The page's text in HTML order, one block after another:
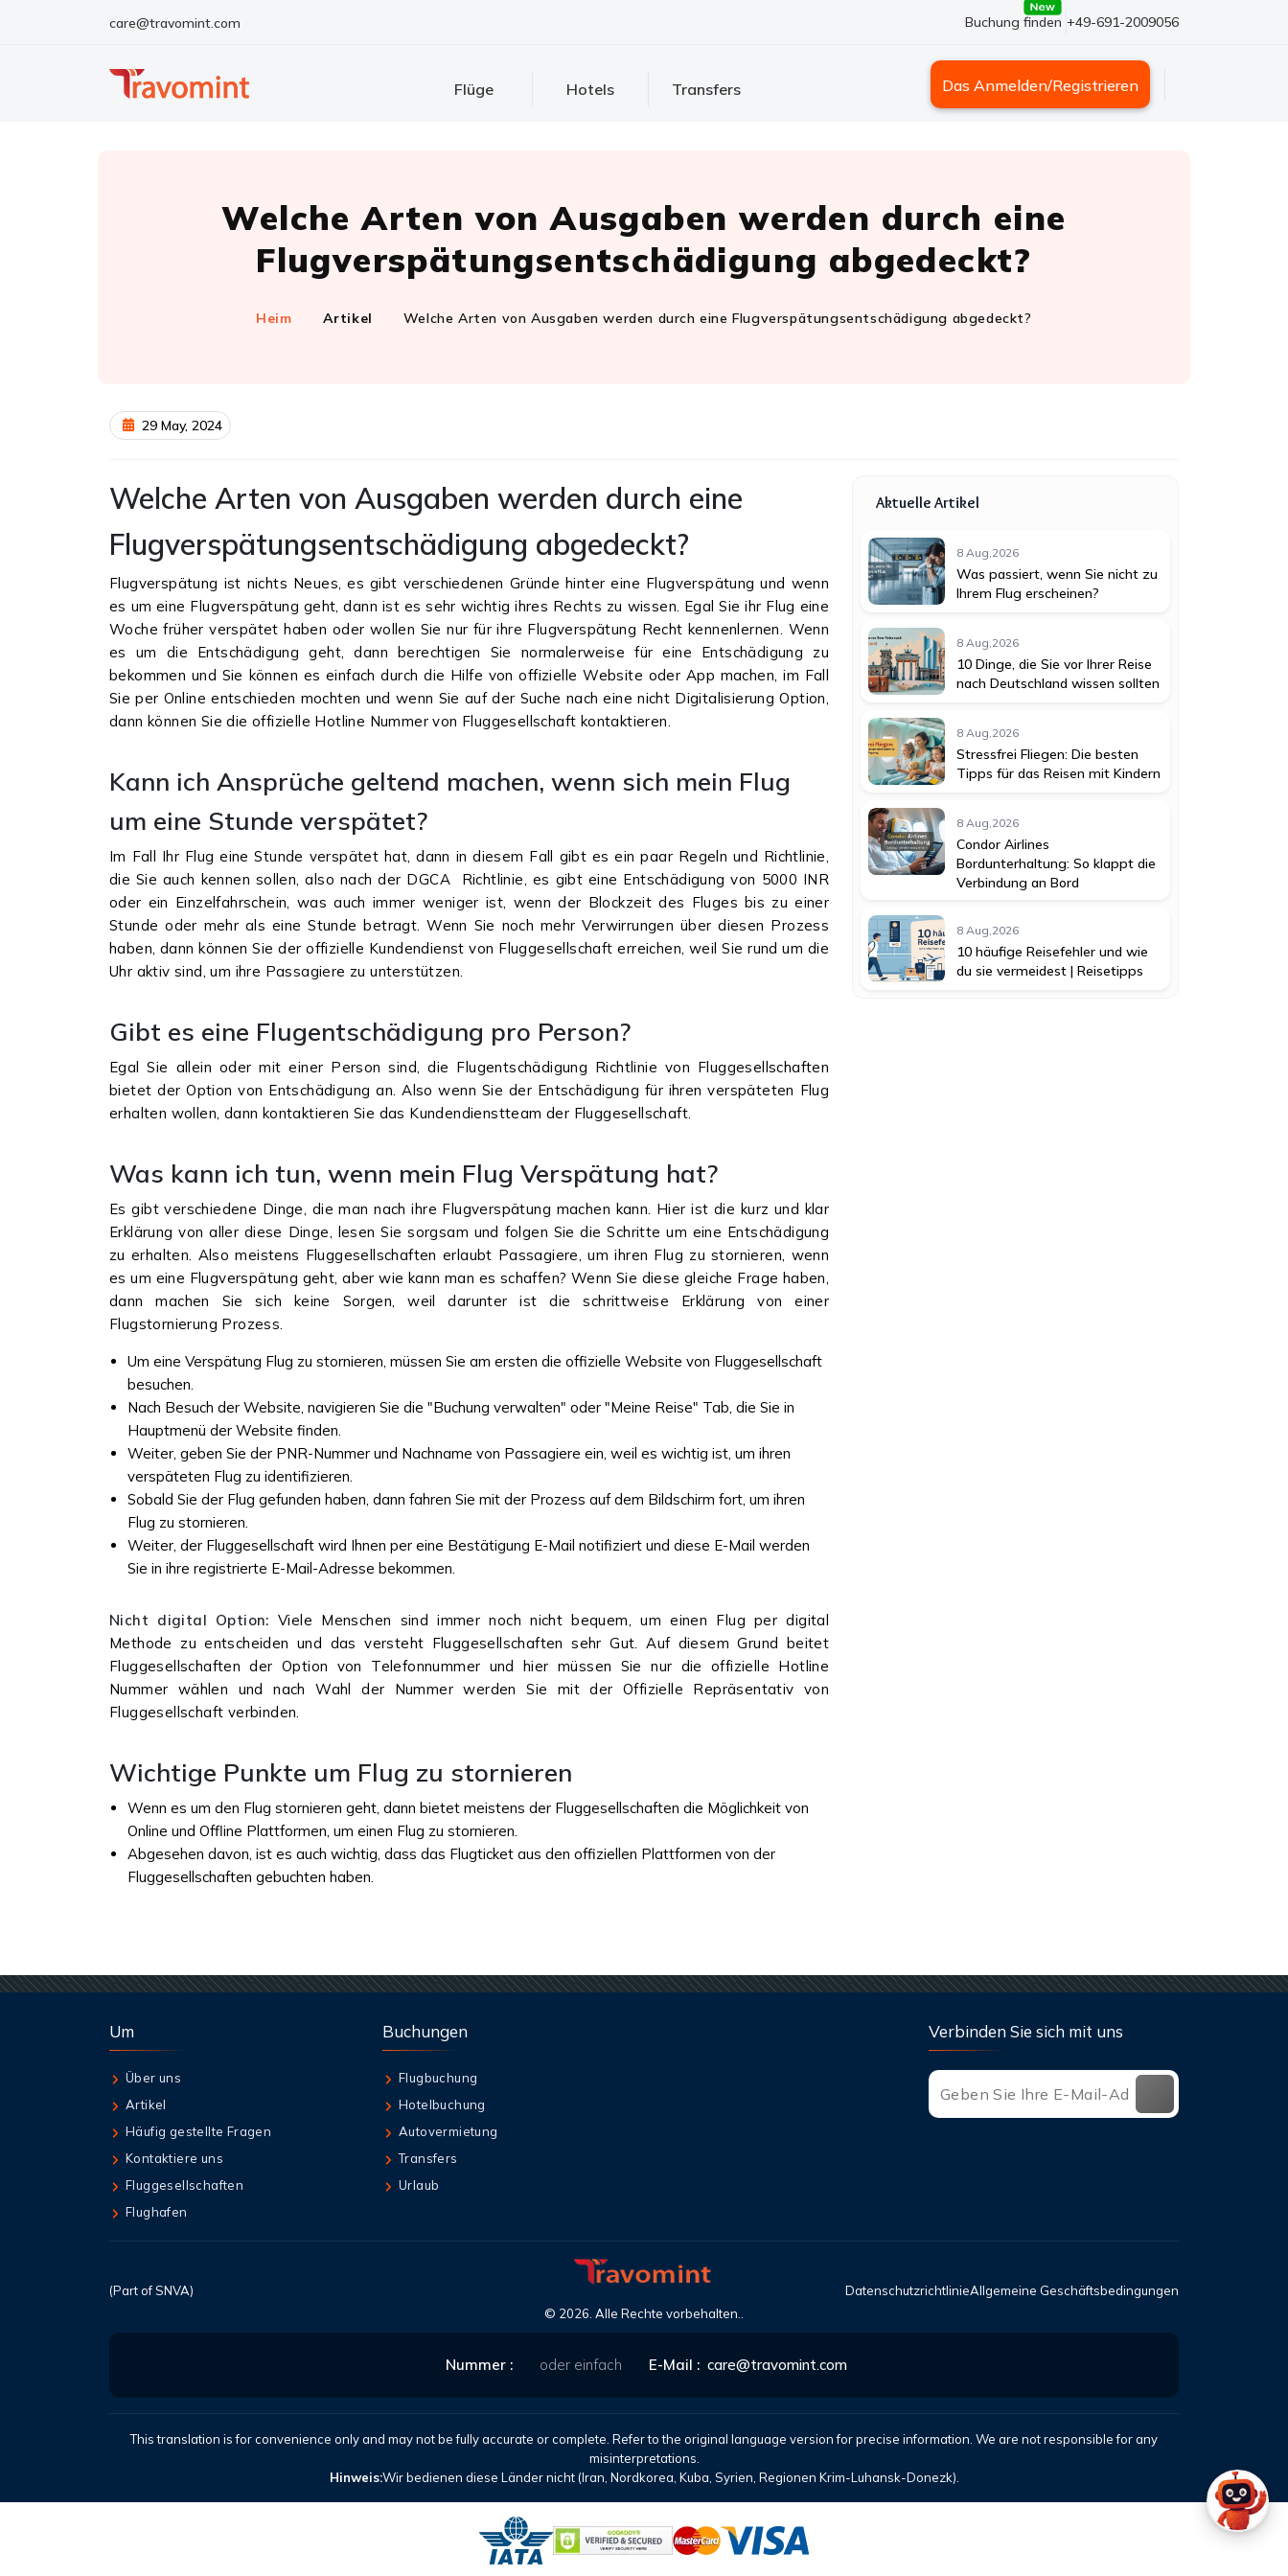
care@travomint.com Buchung finden +49-691-2009056
Flüge Hotels Transfers Das Anmelden/Registrieren
Welche Arten von Ausgaben werden durch eine
Flugverspätungsentschädigung abgedeckt?
Heim Artikel Welche Arten von Ausgaben werden durch eine Flugverspätungsentschädigung abgedeckt?
29 May, 2024
Welche Arten von Ausgaben werden durch eine
Flugverspätungsentschädigung abgedeckt?
Flugverspätung ist nichts Neues, es gibt verschiedenen Gründe hinter eine Flugverspätung und wenn
es um eine Flugverspätung geht, dann ist es sehr wichtig ihres Rechts zu wissen. Egal Sie ihr Flug eine
Woche früher verspätet haben oder wollen Sie nur für ihre Flugverspätung Recht kennenlernen. Wenn
es um die Entschädigung geht, dann berechtigen Sie normalerweise für eine Entschädigung zu
bekommen und Sie können es einfach durch die Hilfe von offizielle Website oder App machen, im Fall
Sie per Online entschieden mochten und wenn Sie auf der Suche nach eine nicht Digitalisierung Option,
dann können Sie die offizielle Hotline Nummer von Fluggesellschaft kontaktieren.
Kann ich Ansprüche geltend machen, wenn sich mein Flug
um eine Stunde verspätet?
Im Fall Ihr Flug eine Stunde verspätet hat, dann in diesem Fall gibt es ein paar Regeln und Richtlinie,
die Sie auch kennen sollen, also nach der DGCA Richtlinie, es gibt eine Entschädigung von 5000 INR
oder ein Einzelfahrschein, was auch immer weniger ist, wenn der Blockzeit des Fluges bis zu einer
Stunde oder mehr als eine Stunde betragt. Wenn Sie noch mehr Verwirrungen über diesen Prozess
haben, dann können Sie der offizielle Kundendienst von Fluggesellschaft erreichen, weil Sie rund um die
Uhr aktiv sind, um ihre Passagiere zu unterstützen.
Gibt es eine Flugentschädigung pro Person?
Egal Sie allein oder mit einer Person sind, die Flugentschädigung Richtlinie von Fluggesellschaften
bietet der Option von Entschädigung an. Also wenn Sie der Entschädigung für ihren verspäteten Flug
erhalten wollen, dann kontaktieren Sie das Kundendienstteam der Fluggesellschaft.
Was kann ich tun, wenn mein Flug Verspätung hat?
Es gibt verschiedene Dinge, die man nach ihre Flugverspätung machen kann. Hier ist die kurz und klar
Erklärung von aller diese Dinge, lesen Sie sorgsam und folgen Sie die Schritte um eine Entschädigung
zu erhalten. Also meistens Fluggesellschaften erlaubt Passagiere, um ihren Flug zu stornieren, wenn
es um eine Flugverspätung geht, aber wie kann man es schaffen? Wenn Sie diese gleiche Frage haben,
dann machen Sie sich keine Sorgen, weil darunter ist die schrittweise Erklärung von einer
Flugstornierung Prozess.
Um eine Verspätung Flug zu stornieren, müssen Sie am ersten die offizielle Website von Fluggesellschaft
besuchen.
Nach Besuch der Website, navigieren Sie die "Buchung verwalten" oder "Meine Reise" Tab, die Sie in
Hauptmenü der Website finden.
Weiter, geben Sie der PNR-Nummer und Nachname von Passagiere ein, weil es wichtig ist, um ihren
verspäteten Flug zu identifizieren.
Sobald Sie der Flug gefunden haben, dann fahren Sie mit der Prozess auf dem Bildschirm fort, um ihren
Flug zu stornieren.
Weiter, der Fluggesellschaft wird Ihnen per eine Bestätigung E-Mail notifiziert und diese E-Mail werden
Sie in ihre registrierte E-Mail-Adresse bekommen.
Nicht digital Option: Viele Menschen sind immer noch nicht bequem, um einen Flug per digital
Methode zu entscheiden und das versteht Fluggesellschaften sehr Gut. Auf diesem Grund beitet
Fluggesellschaften der Option von Telefonnummer und hier müssen Sie nur die offizielle Hotline
Nummer wählen und nach Wahl der Nummer werden Sie mit der Offizielle Repräsentativ von
Fluggesellschaft verbinden.
Wichtige Punkte um Flug zu stornieren
Wenn es um den Flug stornieren geht, dann bietet meistens der Fluggesellschaften die Möglichkeit von
Online und Offline Plattformen, um einen Flug zu stornieren.
Abgesehen davon, ist es auch wichtig, dass das Flugticket aus den offiziellen Plattformen von der
Fluggesellschaften gebuchten haben.
Aktuelle Artikel
8 Aug,2026
Was passiert, wenn Sie nicht zu
Ihrem Flug erscheinen?
8 Aug,2026
10 Dinge, die Sie vor Ihrer Reise
nach Deutschland wissen sollten
8 Aug,2026
Stressfrei Fliegen: Die besten
Tipps für das Reisen mit Kindern
8 Aug,2026
Condor Airlines
Bordunterhaltung: So klappt die
Verbindung an Bord
8 Aug,2026
10 häufige Reisefehler und wie
du sie vermeidest | Reisetipps
Um
Über uns
Artikel
Häufig gestellte Fragen
Kontaktiere uns
Fluggesellschaften
Flughafen
Buchungen
Flugbuchung
Hotelbuchung
Autovermietung
Transfers
Urlaub
Verbinden Sie sich mit uns
(Part of SNVA)
© 2026 . Alle Rechte vorbehalten..
DatenschutzrichtlinieAllgemeine Geschäftsbedingungen
Nummer : oder einfach E-Mail : care@travomint.com
This translation is for convenience only and may not be fully accurate or complete. Refer to the original language version for precise information. We are not responsible for any
misinterpretations.
Hinweis:Wir bedienen diese Länder nicht (Iran, Nordkorea, Kuba, Syrien, Regionen Krim-Luhansk-Donezk).